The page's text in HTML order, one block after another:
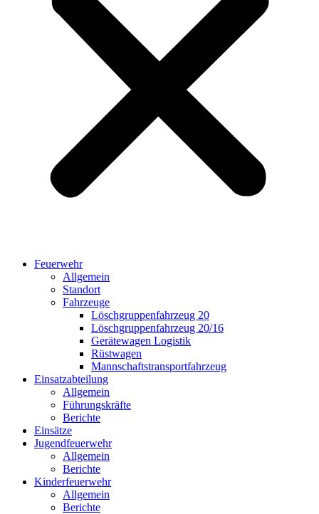
Feuerwehr
Allgemein
Standort
Fahrzeuge
Löschgruppen­fahrzeug 20
Lösch­gruppen­fahrzeug 20/16
Geräte­wagen Logistik
Rüst­wagen
Mannschafts­transportfahrzeug
Einsatz­abteilung
Allgemein
Führungs­kräfte
Berichte
Einsätze
Jugend­feuerwehr
Allgemein
Berichte
Kinder­feuerwehr
Allgemein
Berichte